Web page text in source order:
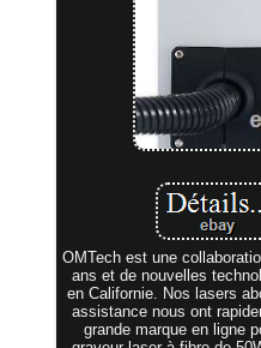
OMTech est une
ans et de nouvelles
en Californie. Nos lasers
assistance nous ont
grande marque en ligne